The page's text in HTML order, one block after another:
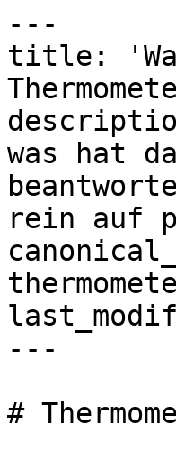
---
title:
was hat
rein auf
---
#